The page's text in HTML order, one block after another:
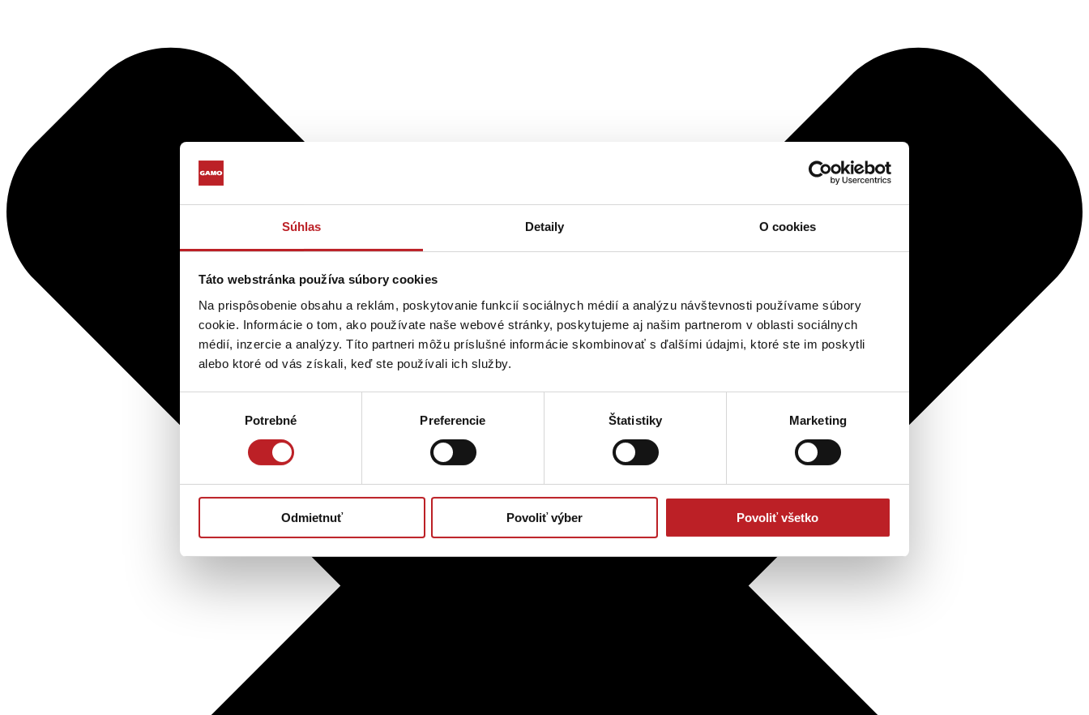
Súhlas Detaily O cookies
Táto webstránka používa súbory cookies
Na prispôsobenie obsahu a reklám, poskytovanie funkcií sociálnych médií a analýzu návštevnosti používame súbory
cookie. Informácie o tom, ako používate naše webové stránky, poskytujeme aj našim partnerom v oblasti sociálnych
médií, inzercie a analýzy. Títo partneri môžu príslušné informácie skombinovať s ďalšími údajmi, ktoré ste im poskytli
alebo ktoré od vás získali, keď ste používali ich služby.
Potrebné Preferencie Štatistiky Marketing
Odmietnuť Povoliť výber Povoliť všetko